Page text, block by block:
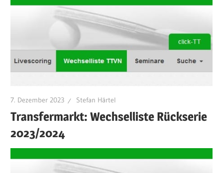
7. Dezember 2023 Stefan Härtel
Transfermarkt: Wechselliste Rückserie
2023/2024